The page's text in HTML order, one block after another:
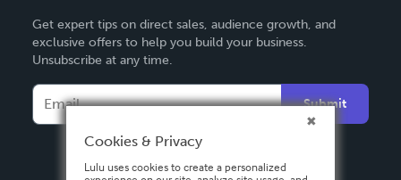
Deutsch
Français
Italiano
Español
Get expert tips on direct sales, audience growth, and
exclusive offers to help you build your business.
Unsubscribe at any time.
Submit
Cookies & Privacy
Lulu uses cookies to create a personalized